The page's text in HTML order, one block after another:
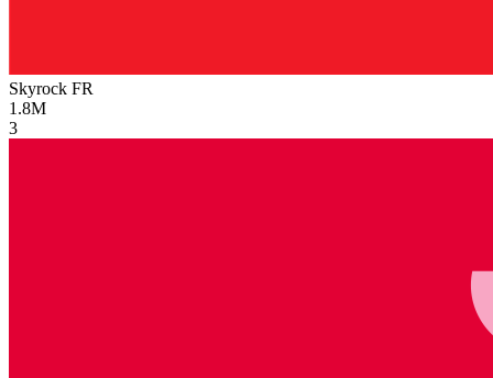
Skyrock FR
1.8M
3